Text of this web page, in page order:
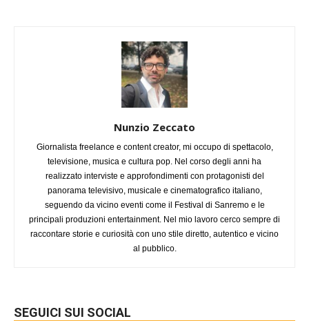
Nunzio Zeccato
Giornalista freelance e content creator, mi occupo di spettacolo,
televisione, musica e cultura pop. Nel corso degli anni ha
realizzato interviste e approfondimenti con protagonisti del
panorama televisivo, musicale e cinematografico italiano,
seguendo da vicino eventi come il Festival di Sanremo e le
principali produzioni entertainment. Nel mio lavoro cerco sempre di
raccontare storie e curiosità con uno stile diretto, autentico e vicino
al pubblico.
SEGUICI SUI SOCIAL